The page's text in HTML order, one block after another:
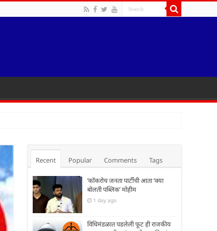
Recent Popular Comments Tags
‘कॉकरोच जनता पार्टीची आता ‘क्या
बोलती पब्लिक’ मोहीम
1 day ago
विधिमंडळात पडलेली फूट ही राजकीय